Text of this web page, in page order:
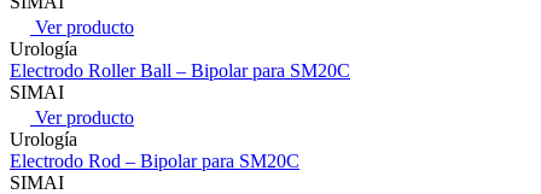
Ver producto
Urología
Electrodo Roller Ball – Bipolar para SM20C
SIMAI
Ver producto
Urología
Electrodo Rod – Bipolar para SM20C
SIMAI